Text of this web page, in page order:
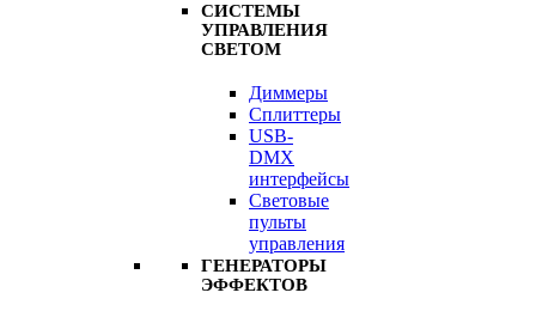
СИСТЕМЫ
УПРАВЛЕНИЯ
СВЕТОМ
Диммеры
Сплиттеры
USB-
DMX
интерфейсы
Световые
пульты
управления
ГЕНЕРАТОРЫ
ЭФФЕКТОВ